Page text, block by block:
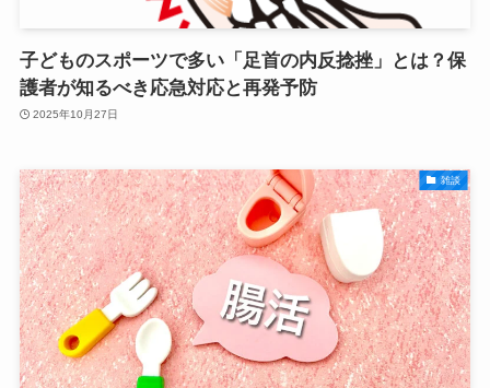
子どものスポーツで多い「足首の内反捻挫」とは？保
護者が知るべき応急対応と再発予防
2025年10月27日
雑談